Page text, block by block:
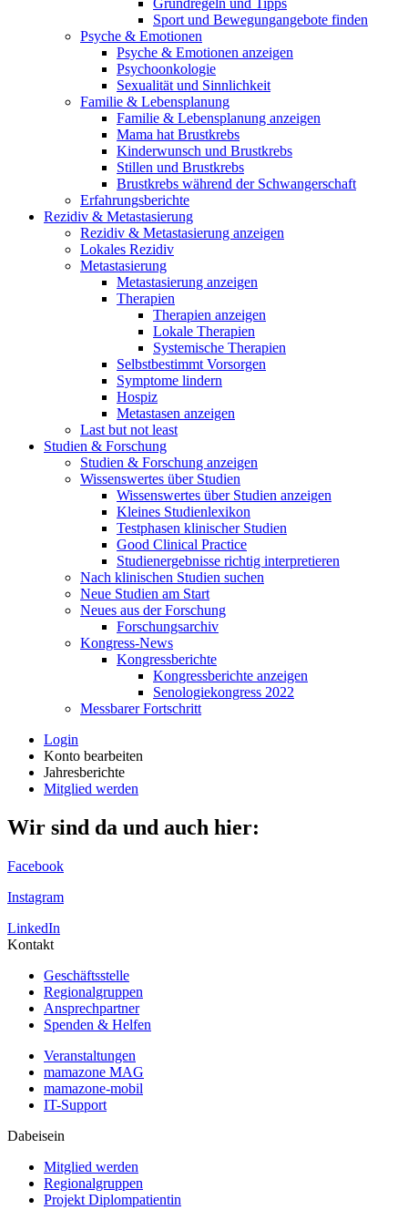
Grundregeln und Tipps
Sport und Bewegungangebote finden
Psyche & Emotionen
Psyche & Emotionen anzeigen
Psychoonkologie
Sexualität und Sinnlichkeit
Familie & Lebensplanung
Familie & Lebensplanung anzeigen
Mama hat Brustkrebs
Kinderwunsch und Brustkrebs
Stillen und Brustkrebs
Brustkrebs während der Schwangerschaft
Erfahrungsberichte
Rezidiv & Metastasierung
Rezidiv & Metastasierung anzeigen
Lokales Rezidiv
Metastasierung
Metastasierung anzeigen
Therapien
Therapien anzeigen
Lokale Therapien
Systemische Therapien
Selbstbestimmt Vorsorgen
Symptome lindern
Hospiz
Metastasen anzeigen
Last but not least
Studien & Forschung
Studien & Forschung anzeigen
Wissenswertes über Studien
Wissenswertes über Studien anzeigen
Kleines Studienlexikon
Testphasen klinischer Studien
Good Clinical Practice
Studienergebnisse richtig interpretieren
Nach klinischen Studien suchen
Neue Studien am Start
Neues aus der Forschung
Forschungsarchiv
Kongress-News
Kongressberichte
Kongressberichte anzeigen
Senologiekongress 2022
Messbarer Fortschritt
Login
Konto bearbeiten
Jahresberichte
Mitglied werden
Wir sind da und auch hier:
Facebook
Instagram
LinkedIn
Kontakt
Geschäftsstelle
Regionalgruppen
Ansprechpartner
Spenden & Helfen
Veranstaltungen
mamazone MAG
mamazone-mobil
IT-Support
Dabeisein
Mitglied werden
Regionalgruppen
Projekt Diplompatientin